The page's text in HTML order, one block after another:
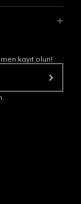
kayıt olun!